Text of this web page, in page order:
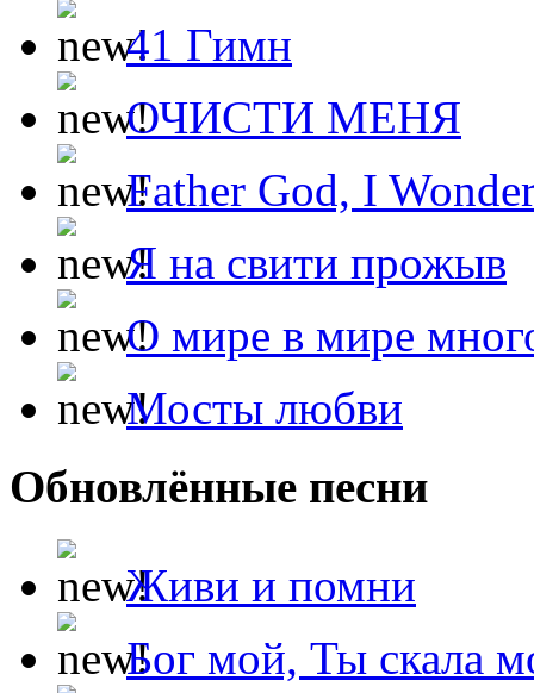
41 Гимн
ОЧИСТИ МЕНЯ
Father God, I
Я на свити прожыв
О мире в мире
Мосты любви
Обновлённые песни
Живи и помни
Бог мой, Ты скала